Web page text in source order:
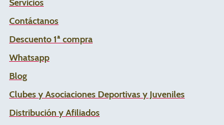
Servicios
Contáctanos
Descuento 1ª compra
Whatsapp
Blog
Clubes y Asociaciones Deportivas y Juveniles
Distribución y Afiliados